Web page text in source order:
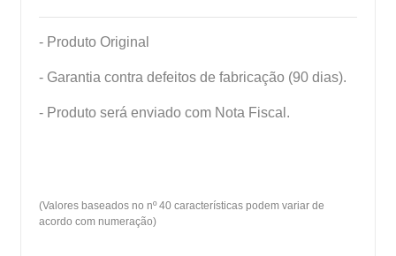
- Produto Original
- Garantia contra defeitos de fabricação (90 dias).
- Produto será enviado com Nota Fiscal.
(Valores baseados no nº 40 características podem variar de
acordo com numeração)